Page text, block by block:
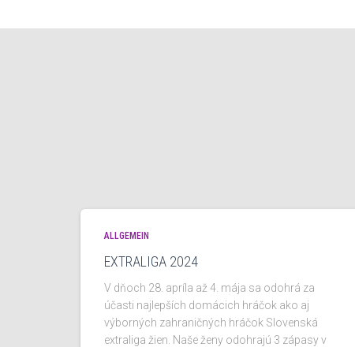
ALLGEMEIN
EXTRALIGA 2024
V dňoch 28. apríla až 4. mája sa odohrá za
účasti najlepších domácich hráčok ako aj
výborných zahraničných hráčok Slovenská
extraliga žien. Naše ženy odohrajú 3 zápasy v